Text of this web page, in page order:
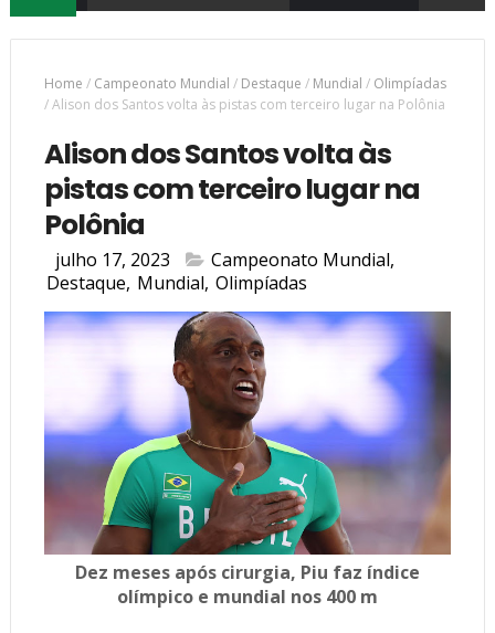
Home / Campeonato Mundial / Destaque / Mundial / Olimpíadas
/Alison dos Santos volta às pistas com terceiro lugar na Polônia
Alison dos Santos volta às
pistas com terceiro lugar na
Polônia
julho 17, 2023 Campeonato Mundial,
Destaque, Mundial, Olimpíadas
Dez meses após cirurgia, Piu faz índice
olímpico e mundial nos 400 m